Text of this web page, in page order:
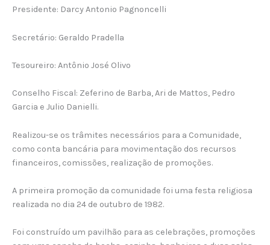
Presidente: Darcy Antonio Pagnoncelli
Secretário: Geraldo Pradella
Tesoureiro: Antônio José Olivo
Conselho Fiscal: Zeferino de Barba, Ari de Mattos, Pedro
Garcia e Julio Danielli.
Realizou-se os trâmites necessários para a Comunidade,
como conta bancária para movimentação dos recursos
financeiros, comissões, realização de promoções.
A primeira promoção da comunidade foi uma festa religiosa
realizada no dia 24 de outubro de 1982.
Foi construído um pavilhão para as celebrações, promoções